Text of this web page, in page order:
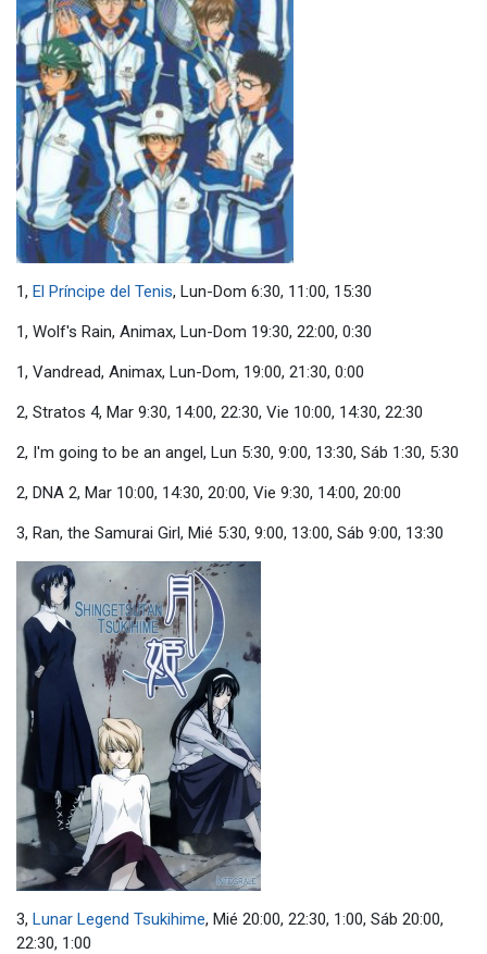
1, El Príncipe del Tenis, Lun-Dom 6:30, 11:00, 15:30
1, Wolf's Rain, Animax, Lun-Dom 19:30, 22:00, 0:30
1, Vandread, Animax, Lun-Dom, 19:00, 21:30, 0:00
2, Stratos 4, Mar 9:30, 14:00, 22:30, Vie 10:00, 14:30, 22:30
2, I'm going to be an angel, Lun 5:30, 9:00, 13:30, Sáb 1:30, 5:30
2, DNA 2, Mar 10:00, 14:30, 20:00, Vie 9:30, 14:00, 20:00
3, Ran, the Samurai Girl, Mié 5:30, 9:00, 13:00, Sáb 9:00, 13:30
3, Lunar Legend Tsukihime, Mié 20:00, 22:30, 1:00, Sáb 20:00,
22:30, 1:00